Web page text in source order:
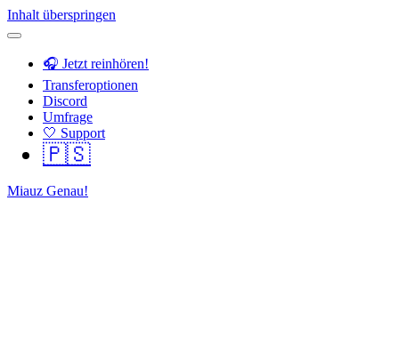
Inhalt überspringen
🎧 Jetzt reinhören!
Transferoptionen
Discord
Umfrage
🤍 Support
🇵🇸
Miauz Genau!